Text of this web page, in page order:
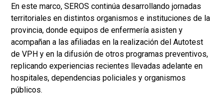
En este marco, SEROS continúa desarrollando jornadas
territoriales en distintos organismos e instituciones de la
provincia, donde equipos de enfermería asisten y
acompañan a las afiliadas en la realización del Autotest
de VPH y en la difusión de otros programas preventivos,
replicando experiencias recientes llevadas adelante en
hospitales, dependencias policiales y organismos
públicos.